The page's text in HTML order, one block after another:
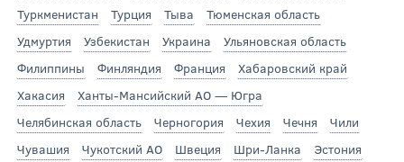
Туркменистан
Турция Тыва
Тюменская область
Удмуртия
Узбекистан Украина
Ульяновская область
Филиппины
Финляндия Франция
Хабаровский край
Хакасия
Ханты-Мансийский АО — Югра
Челябинская область
Черногория Чехия Чечня
Чили
Чувашия
Чукотский АО Швеция Шри-Ланка
Эстония